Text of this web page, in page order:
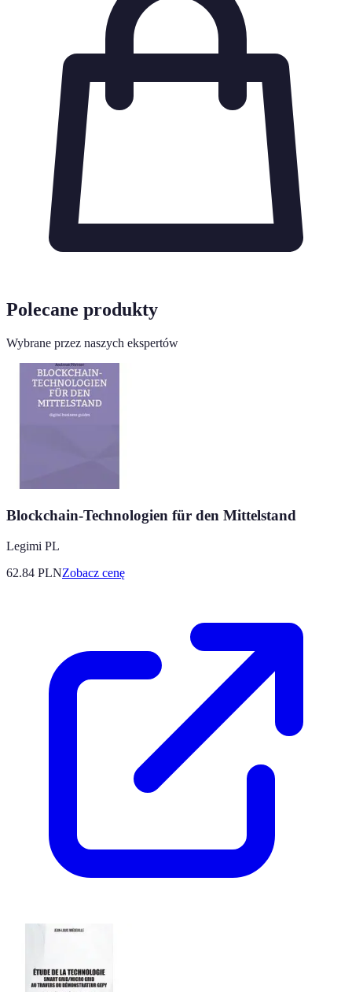
Polecane produkty
Wybrane przez naszych ekspertów
Blockchain-Technologien für den Mittelstand
Legimi PL
62.84 PLNZobacz cenę